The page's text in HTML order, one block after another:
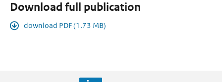
Download full publication
download PDF (1.73 MB)